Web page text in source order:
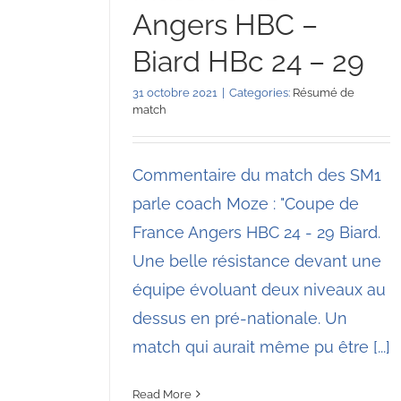
Angers HBC –
Biard HBc 24 – 29
31 octobre 2021 Categories: Résumé de
match
Commentaire du match des SM1
parle coach Moze : "Coupe de
France Angers HBC 24 - 29 Biard.
Une belle résistance devant une
équipe évoluant deux niveaux au
dessus en pré-nationale. Un
match qui aurait même pu être [...]
Read More